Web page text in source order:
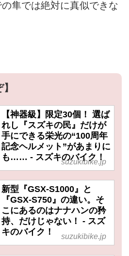
隼では絶対に真似できな
【神器級】限定30個！ 選ば
れし『スズキの民』だけが
手にできる栄光の“100周年
記念ヘルメット”があまりに
も…… - スズキのバイク！
suzukibike.jp
新型『GSX-S1000』と
『GSX-S750』の違い。そ
こにあるのはナナハンの矜
持、だけじゃない！ - スズ
キのバイク！
suzukibike.jp